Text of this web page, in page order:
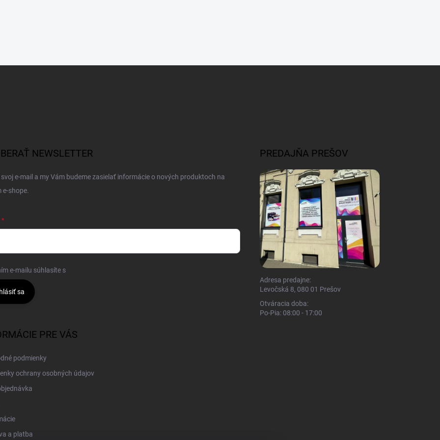
NEWSLETTER
e-mail a my Vám budeme zasielať informácie o nových produktoch na
e-shope.
e-mailu súhlasíte s
sa
PREDAJŇA PREŠOV
Adresa predajne:
Levočská 8, 080 01 Prešov
Otváracia doba:
Po-Pia: 08:00 - 17:00
PRE VÁS
podmienky
ochrany osobných údajov
a platba